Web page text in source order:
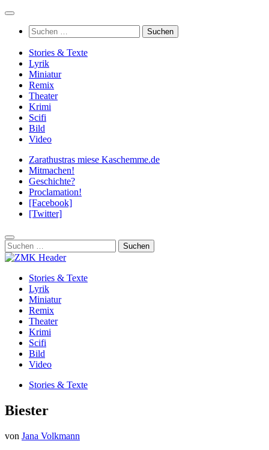
Zum
springenSuchen
nach:
Stories & Texte
Lyrik
Miniatur
Remix
Theater
Krimi
Scifi
Bild
Video
Zarathustras miese Kaschemme.de
Mitmachen!
Geschichte?
Proclamation!
[Facebook]
[Twitter]
Suchen
nach:
Stories & Texte
Lyrik
Miniatur
Remix
Theater
Krimi
Scifi
Bild
Video
Stories & Texte
Biester
von Jana Volkmann